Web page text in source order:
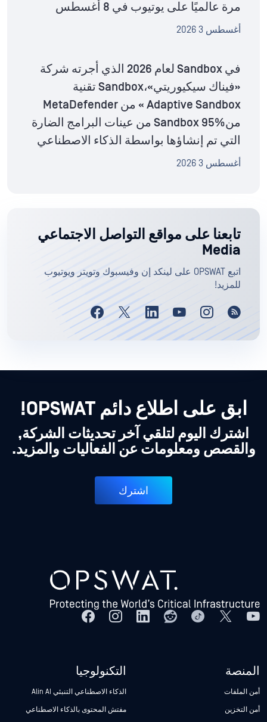
مرة عالميًا على يوتيوب في 8 أغسطس
أغسطس 3 2026
في Sandbox لعام 2026 الذي أجرته شركة
«فيناك سيكيوريتي»،Sandbox تقنية
Adaptive Sandbox » من MetaDefender
منSandbox 95% من عينات البرامج الضارة
التي تم إنشاؤها بواسطة الذكاء الاصطناعي
أغسطس 3 2026
تابعنا على مواقع التواصل الاجتماعي
Media
اتبع OPSWAT على لينكد إن وفيسبوك وتويتر ويوتيوب
للمزيد!
ابق على اطلاع دائم OPSWAT!
اشترك اليوم لتلقي آخر تحديثات الشركة,
والقصص ومعلومات عن الفعاليات والمزيد.
اشترك
المنصة
أمن الملفات
أمن التخزين
التكنولوجيا
الذكاء الاصطناعي التنبئي Alin AI
مفتش المحتوى بالذكاء الاصطناعي